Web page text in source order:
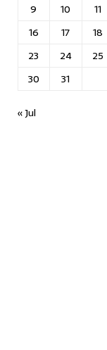
9
10 11
16
17 18
23
24 25
30
31
« Jul